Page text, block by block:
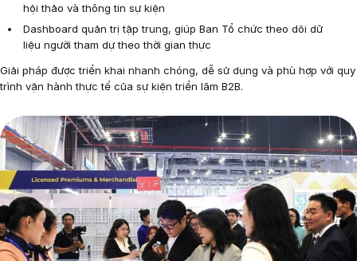
hội thảo và thông tin sự kiện
Dashboard quản trị tập trung, giúp Ban Tổ chức theo dõi dữ
liệu người tham dự theo thời gian thực
Giải pháp được triển khai nhanh chóng, dễ sử dụng và phù hợp với quy
trình vận hành thực tế của sự kiện triển lãm B2B.